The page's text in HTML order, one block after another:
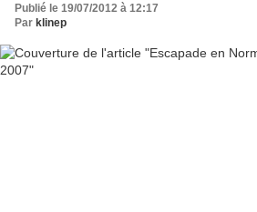
Publié le 19/07/2012 à 12:17
Par klinep